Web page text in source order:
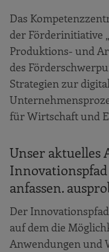
10
sollten
Die 10
Das sagen
der
Steuer
Brömer &
Schleiff
Hölzel
Das
der Förderinitiative
Produktions- und
des
Strategien zur
für Wirtschaft und
Unser aktuelles
Innovationspfad
anfassen.
Der
auf dem die
Anwendungen und